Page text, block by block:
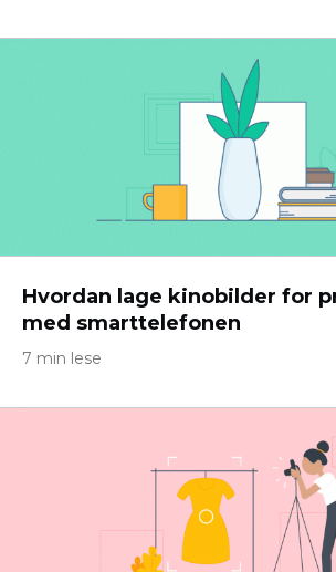
Hvordan lage kinobilder for
med smarttelefonen
7 min lese